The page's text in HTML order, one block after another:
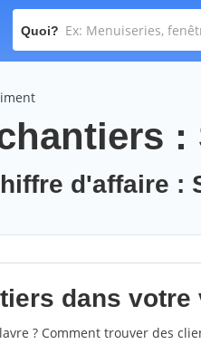
Quoi?
:
d'affaire :
dans votre
? Comment trouver des